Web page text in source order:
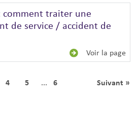
comment traiter une
de service / accident de
Voir la page
4 5 ... 6 Suivant »